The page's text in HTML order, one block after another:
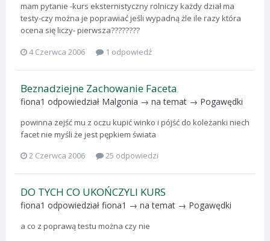
mam pytanie -kurs eksternistyczny rolniczy każdy dział ma
testy-czy można je poprawiać jeśli wypadną żle ile razy która
ocena się liczy- pierwsza????????
4 Czerwca 2006
1 odpowiedź
Beznadziejne Zachowanie Faceta
fiona1 odpowiedział Malgonia → na temat → Pogawędki
powinna zejść mu z oczu kupić winko i pójść do koleżanki niech
facet nie myśli że jest pępkiem świata
2 Czerwca 2006
25 odpowiedzi
DO TYCH CO UKOŃCZYLI KURS
fiona1 odpowiedział fiona1 → na temat → Pogawędki
a co z poprawą testu można czy nie